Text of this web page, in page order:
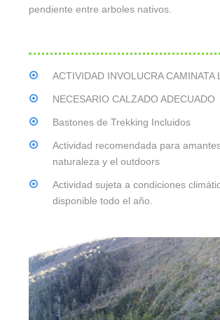
pendiente entre arboles nativos.
ACTIVIDAD INVOLUCRA CAMINATA
NECESARIO CALZADO ADECUADO
Bastones de Trekking Incluidos
Actividad recomendada para
naturaleza y el outdoors
Actividad sujeta a condiciones
disponible todo el año.